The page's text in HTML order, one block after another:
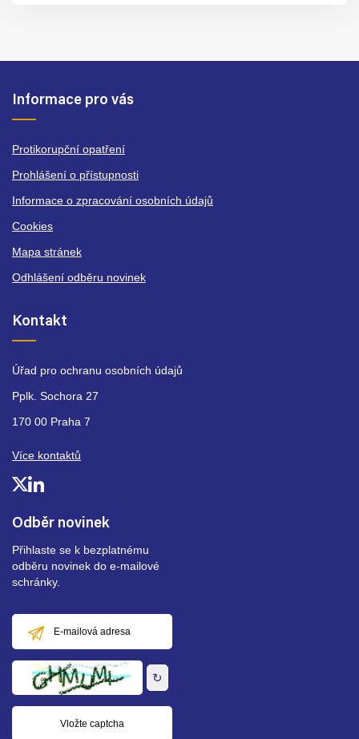
Odběr novinek
Přihlaste se k bezplatnému
odběru novinek do e-mailové
schránky.
mailová
adresa
↻
Informace pro vás
Protikorupční opatření
Prohlášení o přístupnosti
Informace o zpracování osobních údajů
Cookies
Mapa stránek
Odhlášení odběru novinek
Kontakt
Úřad pro ochranu osobních údajů
Pplk. Sochora 27
170 00 Praha 7
Více kontaktů